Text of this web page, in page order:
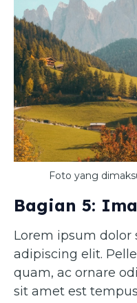
Foto yang
Bagian 5:
Lorem ipsum dolor
adipiscing elit.
quam, ac ornare
sit amet est